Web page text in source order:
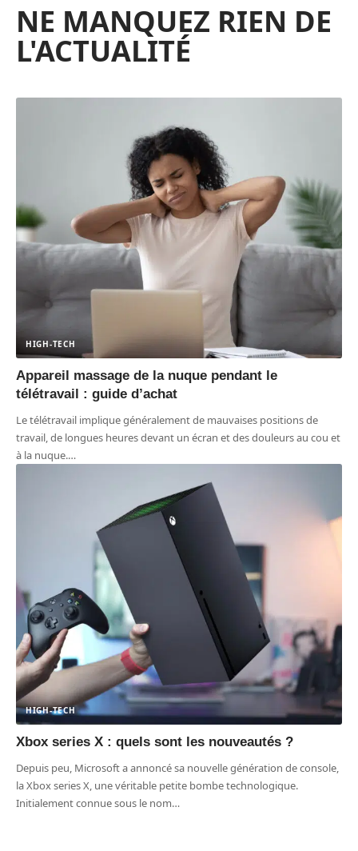
NE MANQUEZ RIEN DE
L'ACTUALITÉ
HIGH-TECH
Appareil massage de la nuque pendant le
télétravail : guide d’achat
Le télétravail implique généralement de mauvaises positions de
travail, de longues heures devant un écran et des douleurs au cou et
à la nuque.…
HIGH-TECH
Xbox series X : quels sont les nouveautés ?
Depuis peu, Microsoft a annoncé sa nouvelle génération de console,
la Xbox series X, une véritable petite bombe technologique.
Initialement connue sous le nom…